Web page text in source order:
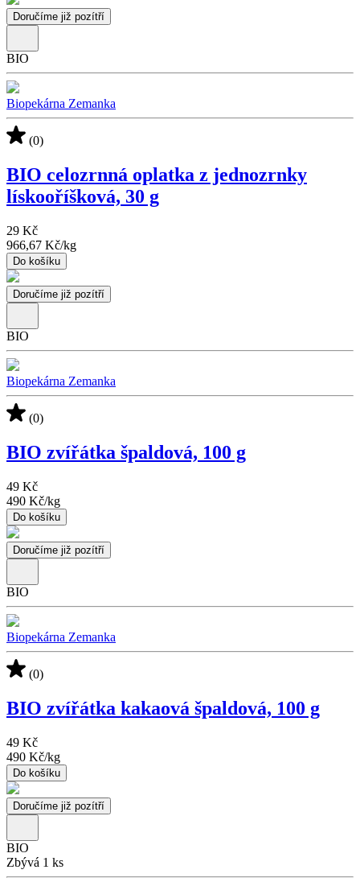
Doručíme již pozítří
BIO
Biopekárna Zemanka
(0)
BIO celozrnná oplatka z jednozrnky
lískooříšková, 30 g
29 Kč
966,67 Kč/kg
Do košíku
Doručíme již pozítří
BIO
Biopekárna Zemanka
(0)
BIO zvířátka špaldová, 100 g
49 Kč
490 Kč/kg
Do košíku
Doručíme již pozítří
BIO
Biopekárna Zemanka
(0)
BIO zvířátka kakaová špaldová, 100 g
49 Kč
490 Kč/kg
Do košíku
Doručíme již pozítří
BIO
Zbývá 1 ks